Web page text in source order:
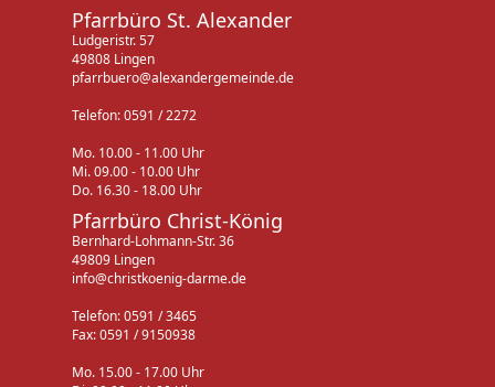
Pfarrbüro St. Alexander
Ludgeristr. 57
49808 Lingen
pfarrbuero@alexandergemeinde.de
Telefon: 0591 / 2272
Mo. 10.00 - 11.00 Uhr
Mi. 09.00 - 10.00 Uhr
Do. 16.30 - 18.00 Uhr
Pfarrbüro Christ-König
Bernhard-Lohmann-Str. 36
49809 Lingen
info@christkoenig-darme.de
Telefon: 0591 / 3465
Fax: 0591 / 9150938
Mo. 15.00 - 17.00 Uhr